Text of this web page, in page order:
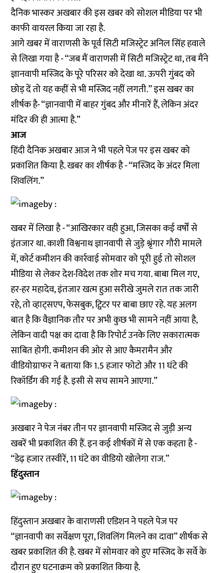
दैनिक भास्कर अखबार की इस खबर को सोशल मीडिया पर भी
काफी वायरल किया जा रहा है.
आगे खबर में वाराणसी के पूर्व सिटी मजिस्ट्रेट अनिल सिंह हवाले
से लिखा गया है - “जब मैं वाराणसी में सिटी मजिस्ट्रेट था, तब मैंने
ज्ञानवापी मस्जिद के पूरे परिसर को देखा था. ऊपरी गुंबद को
छोड़ दें तो यह कहीं से भी मस्जिद नहीं लगती.” इस खबर का
शीर्षक है- “ज्ञानवापी में बाहर गुंबद और मीनारें हैं, लेकिन अंदर
मंदिर की ही आत्मा है.”
आज
हिंदी दैनिक अखबार आज ने भी पहले पेज पर इस खबर को
प्रकाशित किया है. खबर का शीर्षक है - “मस्जिद के अंदर मिला
शिवलिंग.”
खबर में लिखा है - “आखिरकार वही हुआ, जिसका कई वर्षों से
इंतजार था. काशी विश्वनाथ ज्ञानवापी से जुड़े श्रृंगार गौरी मामले
में, कोर्ट कमीशन की कार्रवाई सोमवार को पूरी हुई तो सोशल
मीडिया से लेकर देश-विदेश तक शोर मच गया. बाबा मिल गए,
हर-हर महादेव, इंतजार खत्म हुआ सरीखे जुमले रात तक जारी
रहे, तो व्हाट्सएप, फेसबुक, ट्विटर पर बाबा छाए रहे. यह अलग
बात है कि वैज्ञानिक तौर पर अभी कुछ भी सामने नहीं आया है,
लेकिन वादी पक्ष का दावा है कि रिपोर्ट उनके लिए सकारात्मक
साबित होगी. कमीशन की ओर से आए कैमरामैन और
वीडियोग्राफर ने बताया कि 1.5 हजार फोटो और 11 घंटे की
रिकॉर्डिंग की गई है. इसी से सच सामने आएगा.”
अखबार ने पेज नंबर तीन पर ज्ञानवापी मस्जिद से जुड़ी अन्य
खबरें भी प्रकाशित की हैं. इन कई शीर्षकों में से एक कहता है -
“डेढ़ हजार तस्वीरें, 11 घंटे का वीडियो खोलेगा राज.”
हिंदुस्तान
हिंदुस्तान अखबार के वाराणसी एडिशन ने पहले पेज पर
“ज्ञानवापी का सर्वेक्षण पूरा, शिवलिंग मिलने का दावा” शीर्षक से
खबर प्रकाशित की है. खबर में सोमवार को हुए मस्जिद के सर्वे के
दौरान हुए घटनाक्रम को प्रकाशित किया है.